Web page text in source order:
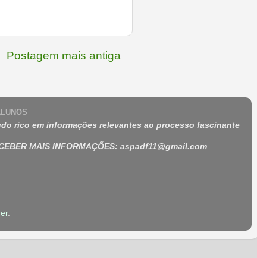
Postagem mais antiga
rico em informações relevantes ao processo fascinante
MAIS INFORMAÇÕES: aspadf11@gmail.com
.